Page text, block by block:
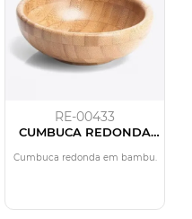
RE-00433
CUMBUCA REDONDA
Cumbuca redonda em bambu.